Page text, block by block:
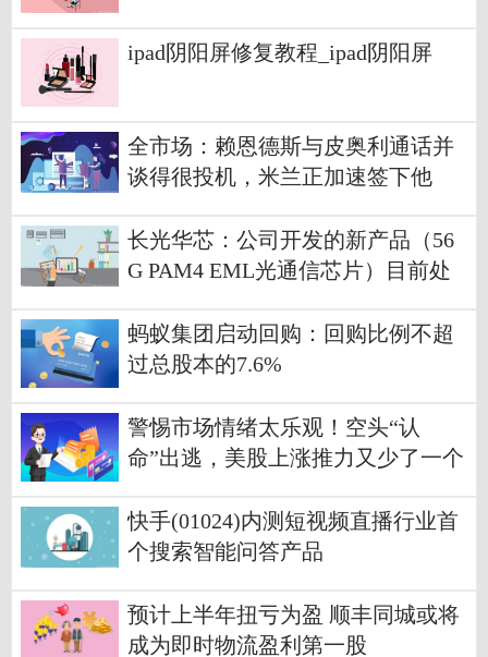
ipad阴阳屏修复教程_ipad阴阳屏
全市场：赖恩德斯与皮奥利通话并
谈得很投机，米兰正加速签下他
长光华芯：公司开发的新产品（56
G PAM4 EML光通信芯片）目前处
蚂蚁集团启动回购：回购比例不超
过总股本的7.6%
警惕市场情绪太乐观！空头“认
命”出逃，美股上涨推力又少了一个
快手(01024)内测短视频直播行业首
个搜索智能问答产品
预计上半年扭亏为盈 顺丰同城或将
成为即时物流盈利第一股